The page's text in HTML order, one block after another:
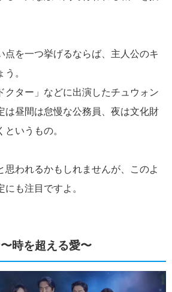
点を一つ挙げるならば、主人公のキ
。
クター」などに出演したチュウォン
は昼間は怠慢な公務員、夜は文化財
いうもの。
われるかもしれませんが、このよ
にも注目ですよ。
時を超える愛〜